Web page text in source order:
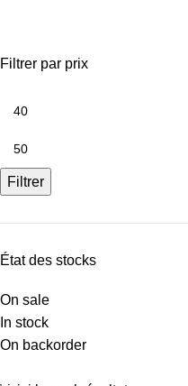
Filtrer par prix
Filtrer
État des stocks
On sale
In stock
On backorder